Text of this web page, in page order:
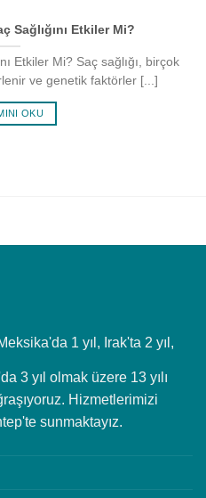
Sağlığını Etkiler Mi?
Etkiler Mi? Saç sağlığı, birçok
ve genetik faktörler [...]
OKU
1 yıl, Irak'ta 2 yıl,
3 yıl olmak üzere 13 yılı
Hizmetlerimizi
sunmaktayız.